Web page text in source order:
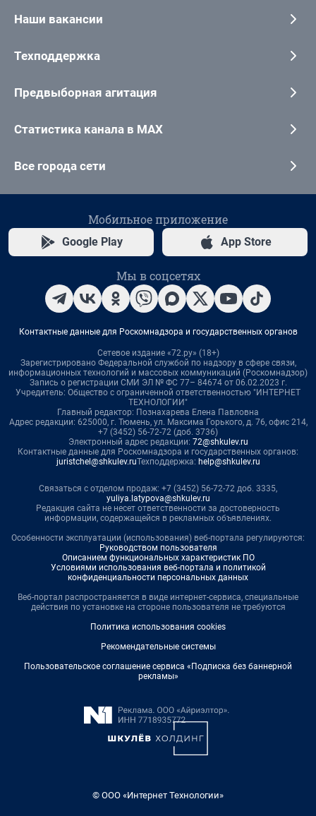
Наши вакансии
Техподдержка
Предвыборная агитация
Статистика канала в MAX
Все города сети
Мобильное приложение
Google Play App Store
Мы в соцсетях
Контактные данные для Роскомнадзора и государственных органов
Сетевое издание «72.ру» (18+)
Зарегистрировано Федеральной службой по надзору в сфере связи,
информационных технологий и массовых коммуникаций (Роскомнадзор)
Запись о регистрации СМИ ЭЛ № ФС 77– 84674 от 06.02.2023 г.
Учредитель: Общество с ограниченной ответственностью "ИНТЕРНЕТ
ТЕХНОЛОГИИ"
Главный редактор: Познахарева Елена Павловна
Адрес редакции: 625000, г. Тюмень, ул. Максима Горького, д. 76, офис 214,
+7 (3452) 56-72-72 (доб. 3736)
Электронный адрес редакции: 72@shkulev.ru
Контактные данные для Роскомнадзора и государственных органов:
juristchel@shkulev.ruТехподдержка: help@shkulev.ru
Связаться с отделом продаж: +7 (3452) 56-72-72 доб. 3335,
yuliya.latypova@shkulev.ru
Редакция сайта не несет ответственности за достоверность
информации, содержащейся в рекламных объявлениях.
Особенности эксплуатации (использования) веб-портала регулируются:
Руководством пользователя
Описанием функциональных характеристик ПО
Условиями использования веб-портала и политикой
конфиденциальности персональных данных
Веб-портал распространяется в виде интернет-сервиса, специальные
действия по установке на стороне пользователя не требуются
Политика использования cookies
Рекомендательные системы
Пользовательское соглашение сервиса «Подписка без баннерной
рекламы»
© ООО «Интернет Технологии»